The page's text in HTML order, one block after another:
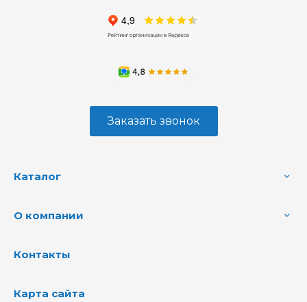
Заказать звонок
Каталог
О компании
Контакты
Карта сайта